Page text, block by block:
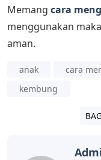
Memang cara
menggunakan
aman.
anak
cara
kembung